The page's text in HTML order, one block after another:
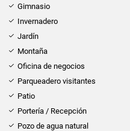
Gimnasio
Invernadero
Jardín
Montaña
Oficina de negocios
Parqueadero visitantes
Patio
Portería / Recepción
Pozo de agua natural